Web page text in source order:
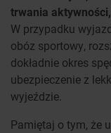
trwania
W przypadku
obóz sportowy,
dokładnie okres
ubezpieczenie z
wyjeździe.
Pamiętaj o tym, że